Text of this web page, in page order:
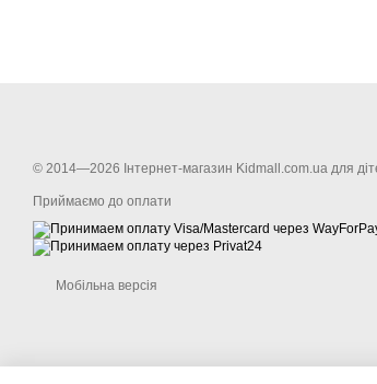
© 2014—2026 Інтернет-магазин Kidmall.com.ua для
Приймаємо до оплати
Мобільна версія